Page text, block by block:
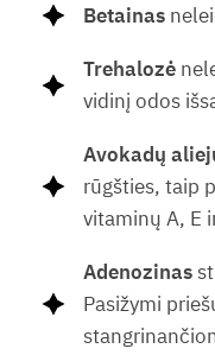
Betainas
Trehalozė
vidinį odos
Avokadų
rūgšties, taip
vitaminų A, E
Adenozinas
Pasižymi